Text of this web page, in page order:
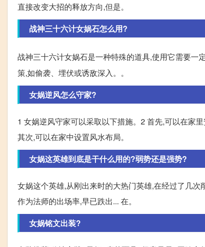
直接改变大招的释放方向,但是。
战神三十六计女娲石怎么用?
战神三十六计女娲石是一种特殊的道具,使用它需要一
策,如偷袭、埋伏或诱敌深入。。
女娲逆风怎么守家?
1 女娲逆风守家可以采取以下措施。2 首先,可以在家
其次,可以在家中设置风水布局。
女娲这英雄到底是干什么用的?弱势还是强势?
女娲这个英雄,从刚出来时的大热门英雄,在经过了几
作为法师的出场率,早已跌出... 在。
女娲铭文出装?